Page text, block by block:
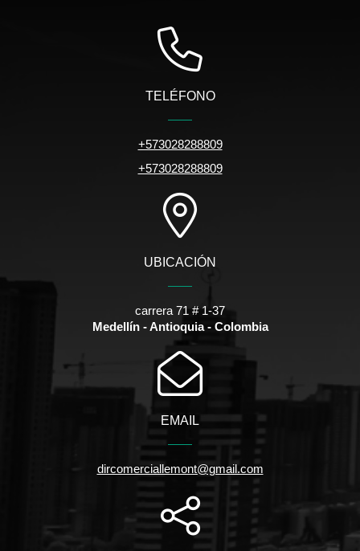
TELÉFONO
+573028288809
+573028288809
UBICACIÓN
carrera 71 # 1-37
Medellín - Antioquia - Colombia
EMAIL
dircomerciallemont@gmail.com